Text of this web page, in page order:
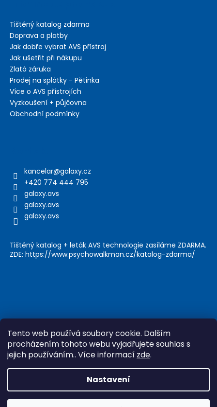
Tento web používá soubory cookie. Dalším
procházením tohoto webu vyjadřujete souhlas s
jejich používáním.. Více informací zde.
Nastavení
Tištěný katalog zdarma
Doprava a platby
Jak dobře vybrat AVS přístroj
Jak ušetřit při nákupu
Zlatá záruka
Prodej na splátky - Pětinka
Více o AVS přístrojích
Vyzkoušení + půjčovna
Obchodní podmínky
kancelar@galaxy.cz
+420 774 444 795
galaxy.avs
galaxy.avs
galaxy.avs
Tištěný katalog + leták AVS technologie zasíláme ZDARMA.
ZDE: https://www.psychowalkman.cz/katalog-zdarma/
Vytvořil Shoptet &
Copyright 2026Psychowalkman. Všechna práva
vyhrazena.Upravit nastavení cookies